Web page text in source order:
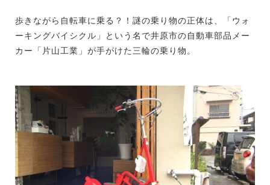
歩きながら自転車に乗る？！謎の乗り物の正体は、「ウォ
ーキングバイシクル」という名で井原市の自動車部品メー
カー「片山工業」が手がけた三輪の乗り物。